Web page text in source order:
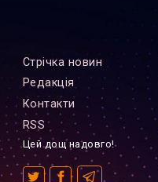
Стрiчка новин
Редакцiя
Контакти
RSS
Цей дощ надовго!